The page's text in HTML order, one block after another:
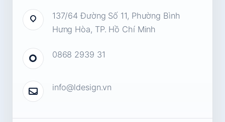
137/64 Đường Số 11, Phường Bình
Hưng Hòa, TP. Hồ Chí Minh
0868 2939 31
info@ldesign.vn